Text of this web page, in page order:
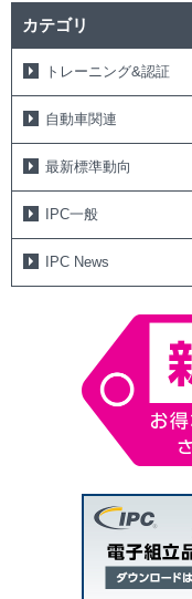
カテゴリ
トレーニング&認証
自動車関連
最新標準動向
IPC一般
IPC News